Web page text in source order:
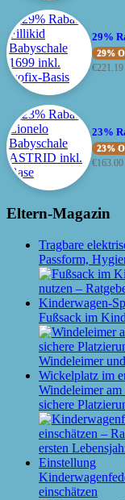
29%
29%
€221.19
23%
23%
€163.00
Eltern-Magazin
Tragbare
Passform,
Fußsack im
Windeleimer
sichere
einschätzen